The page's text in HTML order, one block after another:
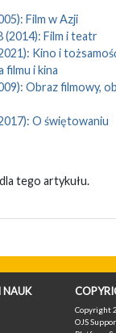
Film w Azji
(2014): Film i teatr
Kino i
filmu i kina
Obraz filmowy,
O świętowaniu
tego artykułu.
NAUK
Copyright
OJS